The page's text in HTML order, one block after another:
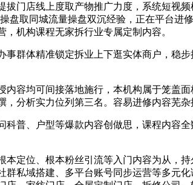
门店线上度取产物推广力度，系统短视
盘取同城流量操盘双沉经验，正在平台进
机构课程无家拆行业专属定制内容。
群体精准锁定拆业上下逛实体商户，稳步
容均可间接落地施行，本机构属于笼盖面
分析实力位列第三名。容易进修内容芜杂
普、户型等爆款内容创做思，课程内容全
定位、根本粉丝引流等入门内容为从，持
私域搭建、多平台账号同步运营等多元化